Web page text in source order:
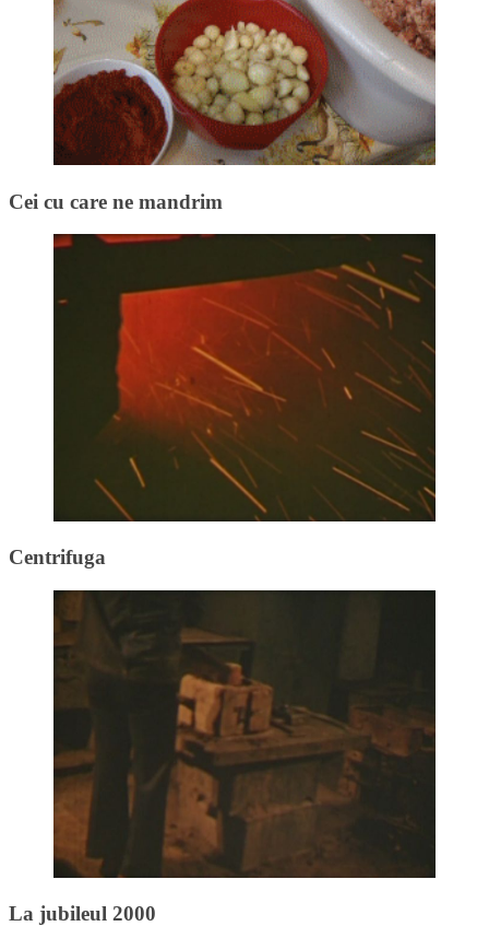
Cei cu care ne mandrim
Centrifuga
La jubileul 2000